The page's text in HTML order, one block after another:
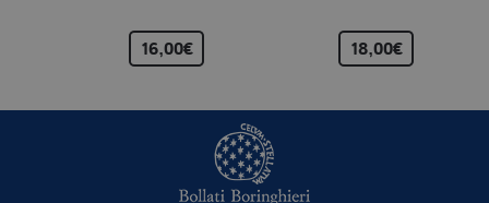
16,00€ 18,00€
_gat_UA-96327731-1